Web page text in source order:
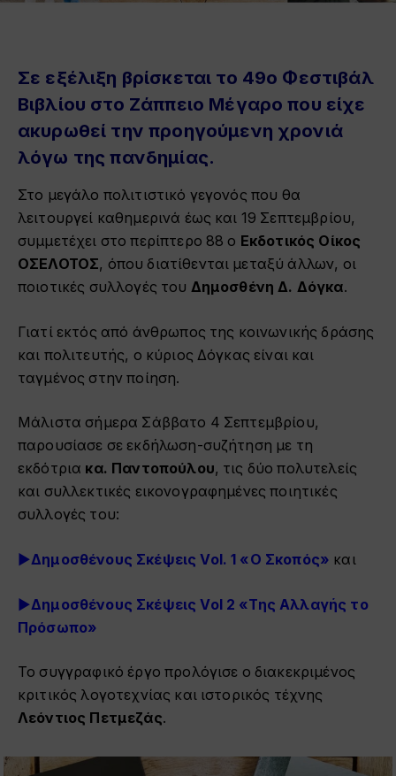
Σε εξέλιξη βρίσκεται το 49ο Φεστιβάλ
Βιβλίου στο Ζάππειο Μέγαρο που είχε
ακυρωθεί την προηγούμενη χρονιά
λόγω της πανδημίας.
Στο μεγάλο πολιτιστικό γεγονός που θα
λειτουργεί καθημερινά έως και 19 Σεπτεμβρίου,
συμμετέχει στο περίπτερο 88 ο Εκδοτικός Οίκος
ΟΣΕΛΟΤΟΣ, όπου διατίθενται μεταξύ άλλων, οι
ποιοτικές συλλογές του Δημοσθένη Δ. Δόγκα.
Γιατί εκτός από άνθρωπος της κοινωνικής δράσης
και πολιτευτής, ο κύριος Δόγκας είναι και
ταγμένος στην ποίηση.
Μάλιστα σήμερα Σάββατο 4 Σεπτεμβρίου,
παρουσίασε σε εκδήλωση-συζήτηση με τη
εκδότρια κα. Παντοπούλου, τις δύο πολυτελείς
και συλλεκτικές εικονογραφημένες ποιητικές
συλλογές του:
►Δημοσθένους Σκέψεις Vol. 1 «Ο Σκοπός» και
►Δημοσθένους Σκέψεις Vol 2 «Της Αλλαγής το
Πρόσωπο»
Το συγγραφικό έργο προλόγισε ο διακεκριμένος
κριτικός λογοτεχνίας και ιστορικός τέχνης
Λεόντιος Πετμεζάς.